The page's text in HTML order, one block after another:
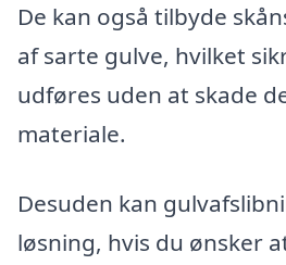
De kan også tilbyde
af sarte gulve, hvilket
udføres uden at skade
materiale.
Desuden kan
løsning, hvis du ønsker